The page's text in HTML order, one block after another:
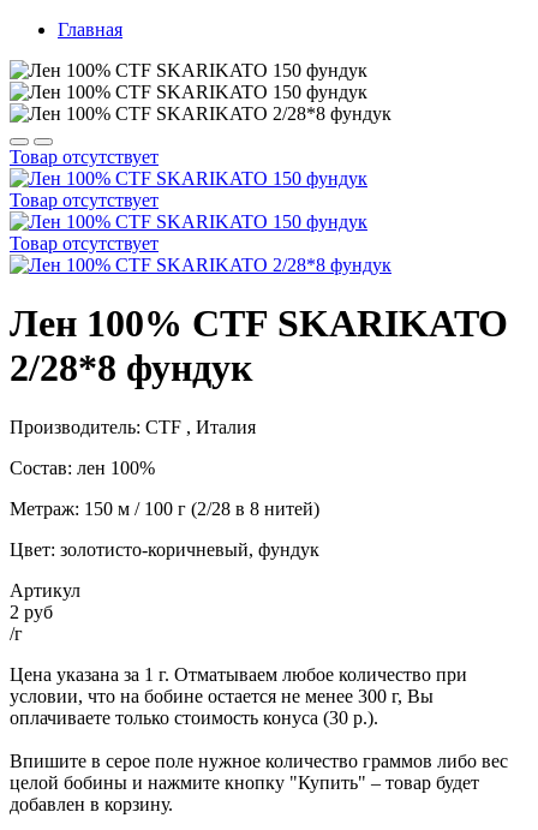
Главная
Товар отсутствует
Товар отсутствует
Товар отсутствует
Лен 100% CTF SKARIKATO
2/28*8 фундук
Производитель: CTF , Италия
Состав: лен 100%
Метраж: 150 м / 100 г (2/28 в 8 нитей)
Цвет: золотисто-коричневый, фундук
Артикул
2 руб
/г
Цена указана за 1 г. Отматываем любое количество при
условии, что на бобине остается не менее 300 г, Вы
оплачиваете только стоимость конуса (30 р.).
Впишите в серое поле нужное количество граммов либо вес
целой бобины и нажмите кнопку "Купить" – товар будет
добавлен в корзину.